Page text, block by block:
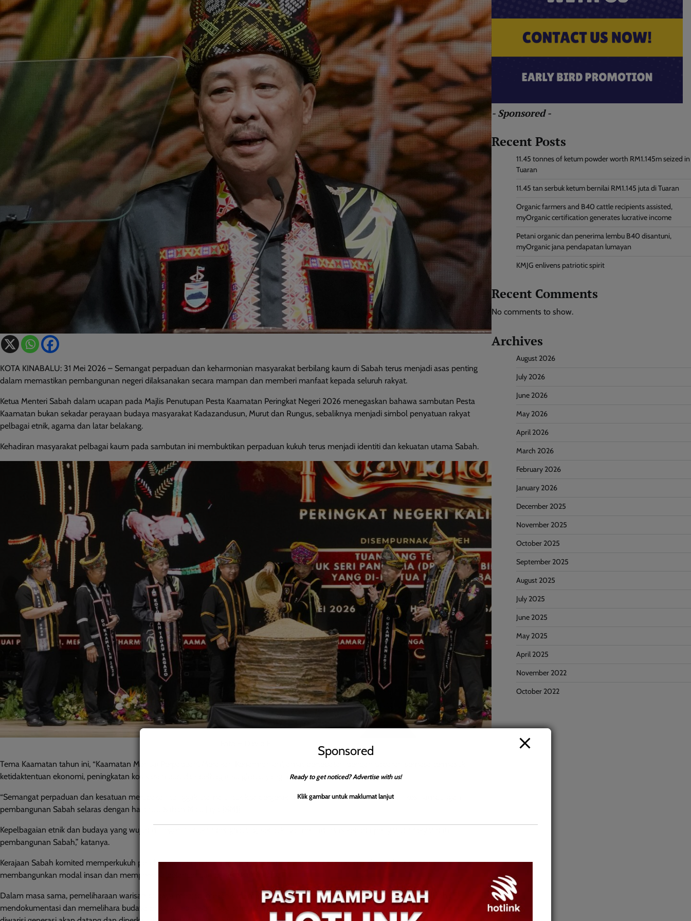
KOTA KINABALU: 31 Mei 2026 – Semangat perpaduan dan keharmonian masyarakat berbilang kaum di Sabah terus menjadi asas penting
dalam memastikan pembangunan negeri dilaksanakan secara mampan dan memberi manfaat kepada seluruh rakyat.
Ketua Menteri Sabah dalam ucapan pada Majlis Penutupan Pesta Kaamatan Peringkat Negeri 2026 menegaskan bahawa sambutan Pesta
Kaamatan bukan sekadar perayaan budaya masyarakat Kadazandusun, Murut dan Rungus, sebaliknya menjadi simbol penyatuan rakyat
pelbagai etnik, agama dan latar belakang.
Kehadiran masyarakat pelbagai kaum pada sambutan ini membuktikan perpaduan kukuh terus menjadi identiti dan kekuatan utama Sabah.
Tema Kaamatan tahun ini, “Kaamatan Menuai Perpaduan, Meraikan Keharmonian”, amat bertepatan dengan cabaran semasa termasuk
ketidaktentuan ekonomi, peningkatan kos sara hidup dan pelbagai isu global yang memerlukan rakyat terus bersatu.
“Semangat perpaduan dan kesatuan merupakan tonggak utama untuk kita bergerak maju bersama demi memastikan kesinambungan
pembangunan Sabah selaras dengan hala tuju Sabah Maju Jaya (SMJ).
Kepelbagaian etnik dan budaya yang wujud di negeri ini bukan penghalang, sebaliknya menjadi asas kepada penyatuan rakyat dan
pembangunan Sabah,” katanya.
Kerajaan Sabah komited memperkukuh pembangunan ekonomi, meningkatkan peluang pekerjaan, memajukan sektor pertanian,
membangunkan modal insan dan memperkasa pelancongan berasaskan budaya.
Dalam masa sama, pemeliharaan warisan budaya menjadi mekanisme memperkukuh perpaduan dan identiti rakyat Sabah. Usaha
mendokumentasi dan memelihara budaya pelbagai etnik sehingga tahun 2030 sedang dilaksanakan bagi memastikan khazanah ini terus
- Sponsored -
Recent Posts
11.45 tonnes of ketum powder worth RM1.145m seized in
Tuaran
11.45 tan serbuk ketum bernilai RM1.145 juta di Tuaran
Organic farmers and B40 cattle recipients assisted,
myOrganic certification generates lucrative income
Petani organic dan penerima lembu B40 disantuni,
myOrganic jana pendapatan lumayan
KMJG enlivens patriotic spirit
Recent Comments
No comments to show.
Archives
August 2026
July 2026
June 2026
May 2026
April 2026
March 2026
February 2026
January 2026
December 2025
November 2025
October 2025
September 2025
August 2025
July 2025
June 2025
May 2025
April 2025
November 2022
October 2022
Sponsored
Ready to get noticed? Advertise with us!
Klik gambar untuk maklumat lanjut